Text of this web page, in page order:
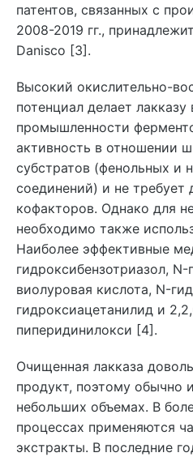
патентов, связанных с
2008-2019 гг.,
Danisco [3].
Высокий окислительно-
потенциал делает
промышленности
активность в отношении
субстратов (фенольных и
соединений) и не требует
кофакторов. Однако для
необходимо также
Наиболее эффективные
гидроксибензотриазол,
виолуровая кислота, N-
гидроксиацетанилид и
пиперидинилокси [4].
Очищенная лакказа
продукт, поэтому обычно
небольших объемах. В
процессах применяются
экстракты. В последние